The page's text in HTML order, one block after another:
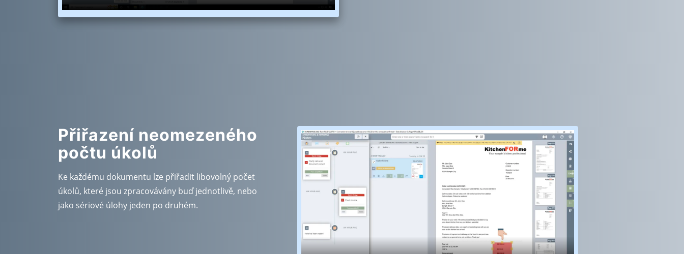
Přiřazení neomezeného
počtu úkolů
Ke každému dokumentu lze přiřadit libovolný počet
úkolů, které jsou zpracovávány buď jednotlivě, nebo
jako sériové úlohy jeden po druhém.